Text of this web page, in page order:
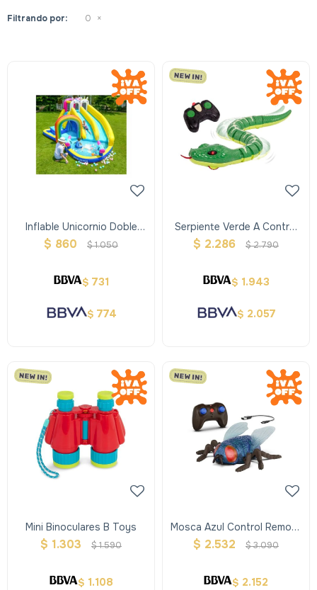
Filtrando por: 0
Inflable Unicornio Doble
Tobogan - Acuatico
$ 860 $1.050
$ 731
$ 774
Serpiente Verde A Control
Remoto Terra
$ 2.286 $2.790
$ 1.943
$ 2.057
Mini Binoculares B Toys
$ 1.303 $1.590
$ 1.108
Mosca Azul Control Remoto
Terra
$ 2.532 $3.090
$ 2.152